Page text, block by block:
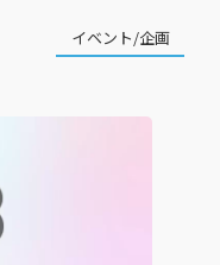
イベント/企画